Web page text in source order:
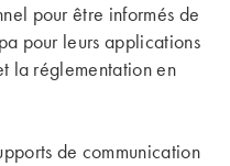
pour être informés de
pour leurs applications
la réglementation en
de communication